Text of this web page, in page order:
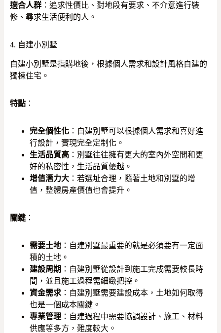
適合人群 ：追求性價比、對地段有要求、不介意進行裝
修、尋求生活便利的人。
4. 自建小別墅
自建小別墅是指購地後，根據個人需求和設計風格自建的
獨棟住宅。
特點 ：
完全個性化 ：自建別墅可以根據個人需求和喜好進
行設計，實現完全定制化。
生活品質高 ：別墅往往擁有更大的室內外空間和更
好的私密性，生活品質優越。
增值潛力大 ：若選址合理，隨著土地和別墅的增
值，整體房產價值也會提升。
關鍵 ：
需要土地 ：自建別墅最重要的就是必須要有一定面
積的土地。
建設周期 ：自建別墅從設計到施工完成需要較長時
間，並且施工過程需細緻把控。
資金需求 ：自建別墅需要建設成本，土地如何取得
也是一個成本關鍵。
專業管理 ：自建過程中需要協調設計、施工、材料
供應等多方，難度較大。